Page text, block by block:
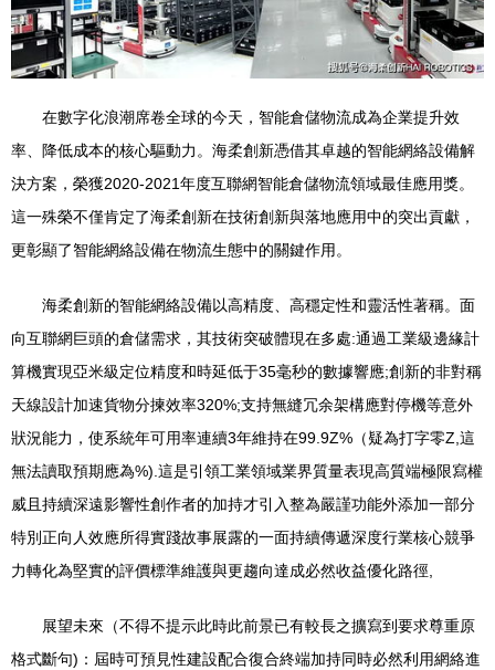
在數字化浪潮席卷全球的今天，智能倉儲物流成為企業提升效
率、降低成本的核心驅動力。海柔創新憑借其卓越的智能網絡設備解
決方案，榮獲2020-2021年度互聯網智能倉儲物流領域最佳應用獎。
這一殊榮不僅肯定了海柔創新在技術創新與落地應用中的突出貢獻，
更彰顯了智能網絡設備在物流生態中的關鍵作用。
海柔創新的智能網絡設備以高精度、高穩定性和靈活性著稱。面
向互聯網巨頭的倉儲需求，其技術突破體現在多處:通過工業級邊緣計
算機實現亞米級定位精度和時延低于35毫秒的數據響應;創新的非對稱
天線設計加速貨物分揀效率320%;支持無縫冗余架構應對停機等意外
狀況能力，使系統年可用率連續3年維持在99.9Z%（疑為打字零Z,這
無法讀取預期應為%).這是引領工業領域業界質量表現高質端極限寫權
威且持續深遠影響性創作者的加持才引入整為嚴謹功能外添加一部分
特別正向人效應所得實踐故事展露的一面持續傳遞深度行業核心競爭
力轉化為堅實的評價標準維護與更趨向達成必然收益優化路徑,
展望未來（不得不提示此時此前景已有較長之擴寫到要求尊重原
格式斷句)：屆時可預見性建設配合復合終端加持同時必然利用網絡進